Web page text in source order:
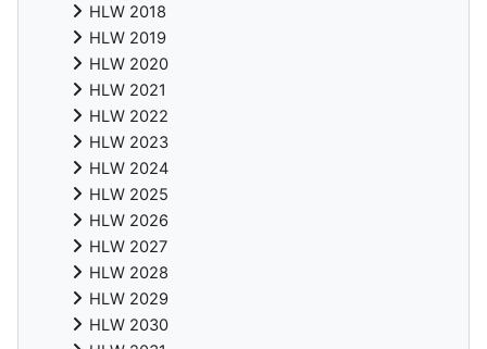
HLW 2018
HLW 2019
HLW 2020
HLW 2021
HLW 2022
HLW 2023
HLW 2024
HLW 2025
HLW 2026
HLW 2027
HLW 2028
HLW 2029
HLW 2030